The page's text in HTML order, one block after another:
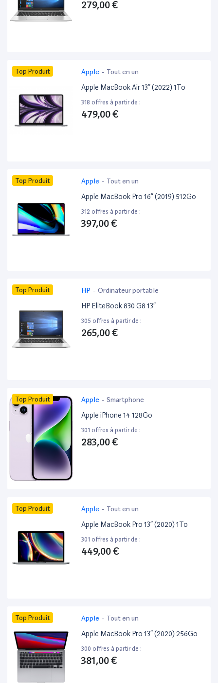
279,00 €
Top Produit Apple - Tout en un
Apple MacBook Air 13” (2022) 1To
318 offres à partir de :
479,00 €
Top Produit Apple - Tout en un
Apple MacBook Pro 16” (2019) 512Go
312 offres à partir de :
397,00 €
Top Produit HP - Ordinateur portable
HP EliteBook 830 G8 13”
305 offres à partir de :
265,00 €
Top Produit Apple - Smartphone
Apple iPhone 14 128Go
301 offres à partir de :
283,00 €
Top Produit Apple - Tout en un
Apple MacBook Pro 13” (2020) 1To
301 offres à partir de :
449,00 €
Top Produit Apple - Tout en un
Apple MacBook Pro 13” (2020) 256Go
300 offres à partir de :
381,00 €